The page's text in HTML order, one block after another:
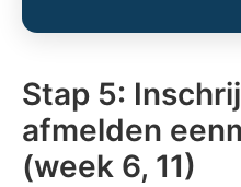
Stap 5:
afmelden
(week 6, 11)